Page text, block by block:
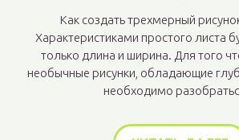
Как создать трехмерный
Характеристиками простого листа
только длина и ширина. Для того
необычные рисунки, обладающие
необходимо